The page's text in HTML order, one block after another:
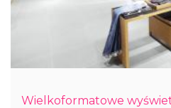
Wielkoformatowe